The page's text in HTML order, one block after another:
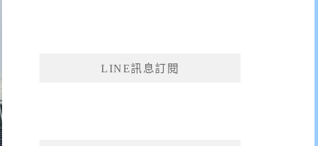
LINE訊息訂閱